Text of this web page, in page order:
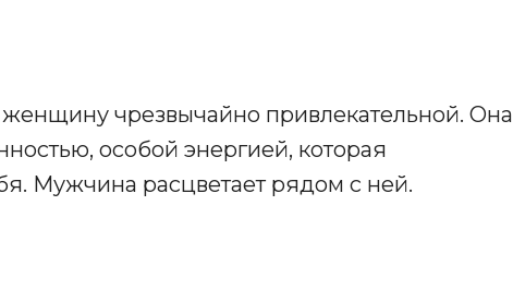
чрезвычайно привлекательной. Она
особой энергией, которая
Мужчина расцветает рядом с ней.